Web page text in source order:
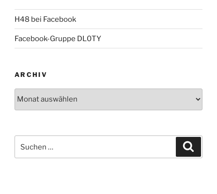
H48 bei Facebook
Facebook-Gruppe DL0TY
ARCHIV
nach: